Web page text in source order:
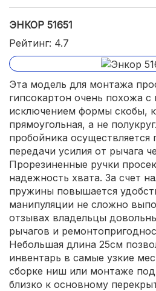
ЭНКОР 51651
Рейтинг: 4.7
Эта модель для монтажа
гипсокартон очень похожа
исключением формы скобы,
прямоугольная, а не
пробойника осуществляется
передачи усилия от рычага
Прорезиненные ручки
надежность хвата. За счет
пружины повышается
манипуляции не сложно
отзывах владельцы
рычагов и
Небольшая длина 25см
инвентарь в самые узкие
сборке ниш или монтаже
близко к основному